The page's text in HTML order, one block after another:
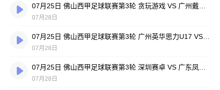
07月28日
07月28日
07月28日